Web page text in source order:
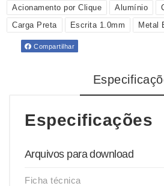
Acionamento por Clique Alumínio
Carga Preta
Escrita 1.0mm Metal
Compartilhar
Especificações
Arquivos para download
Ficha técnica